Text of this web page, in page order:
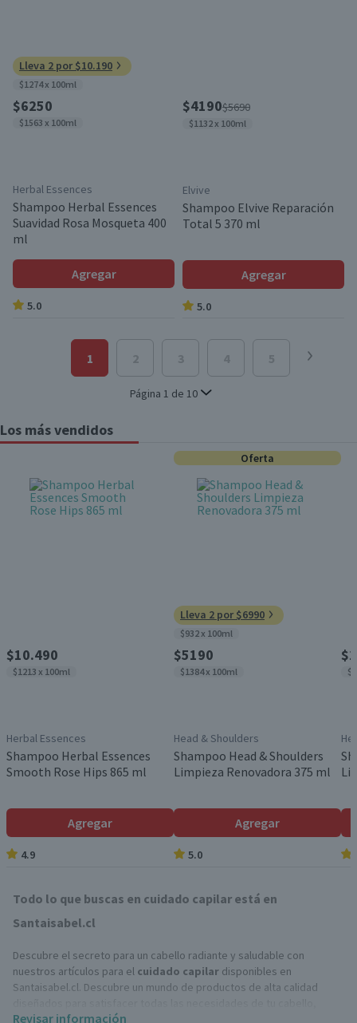
Lleva 2 por $10.190
$1274 x 100ml
$6250
$1563 x 100ml
Herbal Essences
Shampoo Herbal Essences
Suavidad Rosa Mosqueta 400
ml
Agregar
5.0
$4190$5690
$1132 x 100ml
Elvive
Shampoo Elvive Reparación
Total 5 370 ml
Agregar
5.0
1 2 3 4 5
Página 1 de 10
Los más vendidos
$10.490
$1213 x 100ml
Herbal Essences
Shampoo Herbal Essences
Smooth Rose Hips 865 ml
Agregar
4.9
Oferta
Lleva 2 por $6990
$932 x 100ml
$5190
$1384 x 100ml
Head & Shoulders
Shampoo Head & Shoulders
Limpieza Renovadora 375 ml
Agregar
5.0
Todo lo que buscas en cuidado capilar está en
Santaisabel.cl
Descubre el secreto para un cabello radiante y saludable con
nuestros artículos para el cuidado capilar disponibles en
Santaisabel.cl. Descubre un mundo de productos de alta calidad
desdeshampooyacondicionador,
Revisar información